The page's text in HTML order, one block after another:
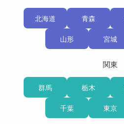
北海道 青森
山形 宮城
関東
群馬 栃木
千葉 東京